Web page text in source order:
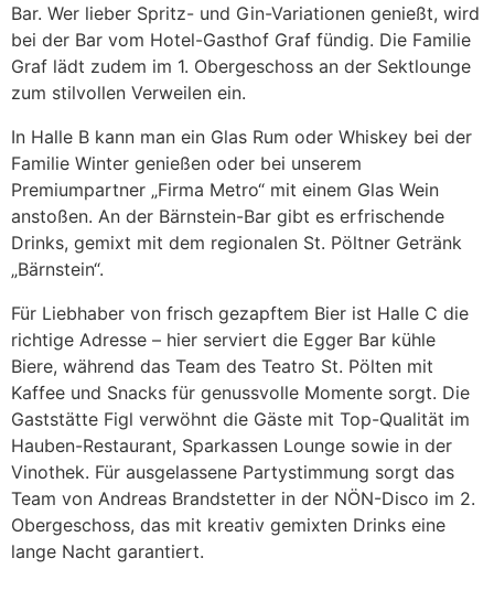
Bar. Wer lieber Spritz- und Gin-Variationen genießt, wird
bei der Bar vom Hotel-Gasthof Graf fündig. Die Familie
Graf lädt zudem im 1. Obergeschoss an der Sektlounge
zum stilvollen Verweilen ein.
In Halle B kann man ein Glas Rum oder Whiskey bei der
Familie Winter genießen oder bei unserem
Premiumpartner „Firma Metro“ mit einem Glas Wein
anstoßen. An der Bärnstein-Bar gibt es erfrischende
Drinks, gemixt mit dem regionalen St. Pöltner Getränk
„Bärnstein“.
Für Liebhaber von frisch gezapftem Bier ist Halle C die
richtige Adresse – hier serviert die Egger Bar kühle
Biere, während das Team des Teatro St. Pölten mit
Kaffee und Snacks für genussvolle Momente sorgt. Die
Gaststätte Figl verwöhnt die Gäste mit Top-Qualität im
Hauben-Restaurant, Sparkassen Lounge sowie in der
Vinothek. Für ausgelassene Partystimmung sorgt das
Team von Andreas Brandstetter in der NÖN-Disco im 2.
Obergeschoss, das mit kreativ gemixten Drinks eine
lange Nacht garantiert.